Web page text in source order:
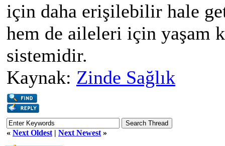
için daha erişilebilir hale
hem de aileleri için yaşam
sistemidir.
Kaynak: Zinde Sağlık
« Next Oldest | Next Newest »